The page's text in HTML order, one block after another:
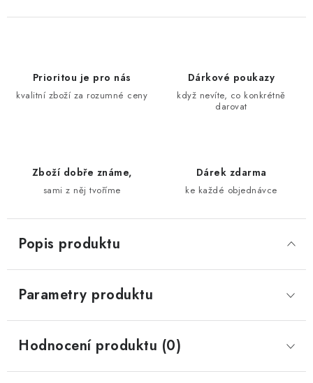
Prioritou je pro nás
kvalitní zboží za rozumné ceny
Dárkové poukazy
když nevíte, co konkrétně
darovat
Zboží dobře známe,
sami z něj tvoříme
Dárek zdarma
ke každé objednávce
Popis produktu
Parametry produktu
Hodnocení produktu (0)